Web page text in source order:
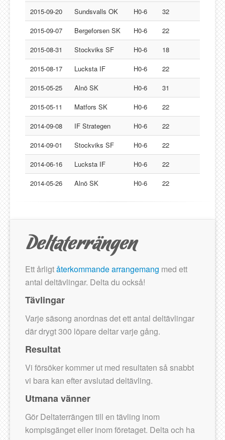
Matfors SK
Njurunda SK
Stockviks SF
Sundsvalls OK
Gästbok
2015-09-20
Sundsvalls OK H0-6
32
2015-09-07
Bergeforsen SK H0-6
22
2015-08-31
Stockviks SF H0-6
18
2015-08-17
Lucksta IF H0-6
22
2015-05-25
Alnö SK H0-6
31
2015-05-11
Matfors SK H0-6
22
2014-09-08
IF Strategen H0-6
22
2014-09-01
Stockviks SF H0-6
22
2014-06-16
Lucksta IF H0-6
22
2014-05-26
Alnö SK H0-6 22
Ett årligtåterkommande arrangemang med ett
antal deltävlingar. Delta du också!
Tävlingar
Varje säsong anordnas det ett antal deltävlingar
där drygt 300 löpare deltar varje gång.
Resultat
Vi försöker kommer ut med resultaten så snabbt
vi bara kan efter avslutad deltävling.
Utmana vänner
Gör Deltaterrängen till en tävling inom
kompisgänget eller inom företaget. Delta och ha